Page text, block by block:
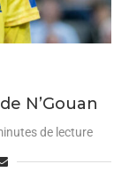
N’Gouan
de lecture